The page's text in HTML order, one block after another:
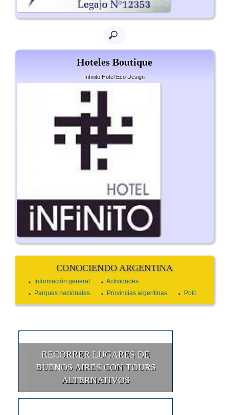
Hoteles Boutique
Infinito Hotel Eco Design
CONOCIENDO ARGENTINA
Información general
Actividades
Parques nacionales
Provincias argentinas Polo
RECORRER LUGARES DE
BUENOS AIRES CON TOURS
ALTERNATIVOS